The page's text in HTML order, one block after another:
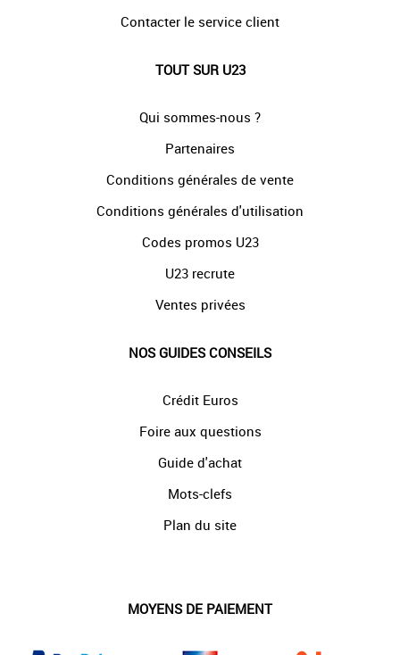
Contacter le service client
TOUT SUR U23
Qui sommes-nous ?
Partenaires
Conditions générales de vente
Conditions générales d'utilisation
Codes promos U23
U23 recrute
Ventes privées
NOS GUIDES CONSEILS
Crédit Euros
Foire aux questions
Guide d'achat
Mots-clefs
Plan du site
MOYENS DE PAIEMENT